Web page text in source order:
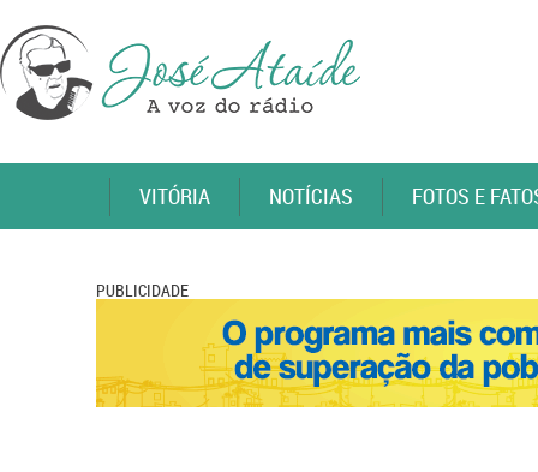
VITÓRIA NOTÍCIAS FOTOS E
PUBLICIDADE